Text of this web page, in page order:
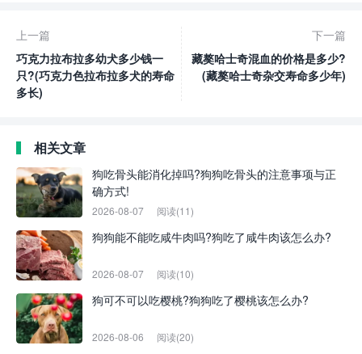
上一篇
巧克力拉布拉多幼犬多少钱一
只?(巧克力色拉布拉多犬的寿命
多长)
下一篇
藏獒哈士奇混血的价格是多少?
(藏獒哈士奇杂交寿命多少年)
相关文章
狗吃骨头能消化掉吗?狗狗吃骨头的注意事项与正
确方式!
2026-08-07 阅读(11)
狗狗能不能吃咸牛肉吗?狗吃了咸牛肉该怎么办?
2026-08-07 阅读(10)
狗可不可以吃樱桃?狗狗吃了樱桃该怎么办?
2026-08-06 阅读(20)